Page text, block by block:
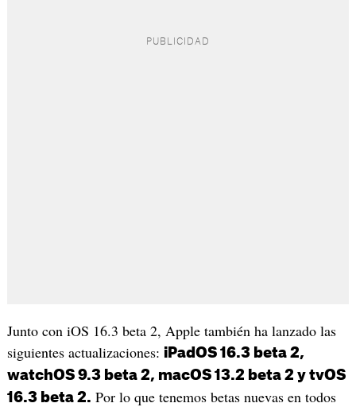
Junto con iOS 16.3 beta 2, Apple también ha lanzado las
siguientes actualizaciones: iPadOS 16.3 beta 2,
watchOS 9.3 beta 2, macOS 13.2 beta 2 y tvOS
16.3 beta 2. Por lo que tenemos betas nuevas en todos